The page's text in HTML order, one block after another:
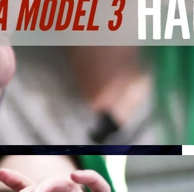
Пить Минеральную Воду
На Деятельность КПУ
Которых Чаще Всего Превышают Скорость